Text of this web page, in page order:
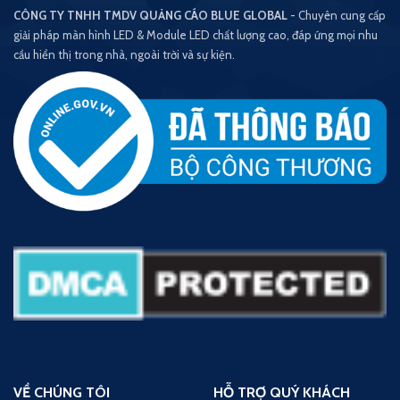
CÔNG TY TNHH TMDV QUẢNG CÁO BLUE GLOBAL - Chuyên cung cấp
giải pháp màn hình LED & Module LED chất lượng cao, đáp ứng mọi nhu
cầu hiển thị trong nhà, ngoài trời và sự kiện.
VỀ CHÚNG TÔI HỖ TRỢ QUÝ KHÁCH